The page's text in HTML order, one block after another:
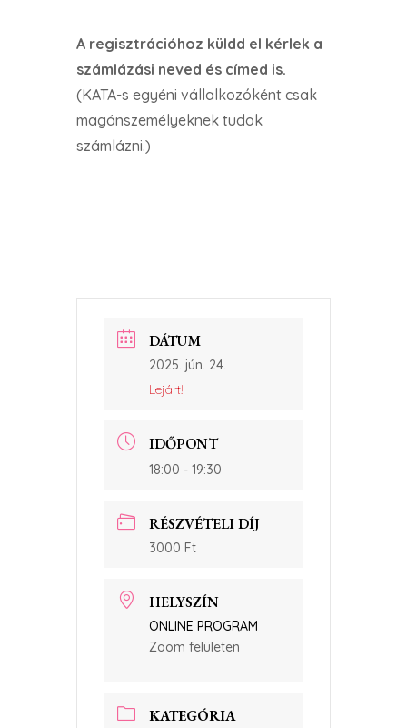
A regisztrációhoz küldd el kérlek a
számlázási neved és címed is.
(KATA-s egyéni vállalkozóként csak
magánszemélyeknek tudok
számlázni.)
DÁTUM
2025. jún. 24.
Lejárt!
IDŐPONT
18:00 - 19:30
RÉSZVÉTELI DÍJ
3000 Ft
HELYSZÍN
ONLINE PROGRAM
Zoom felületen
KATEGÓRIA